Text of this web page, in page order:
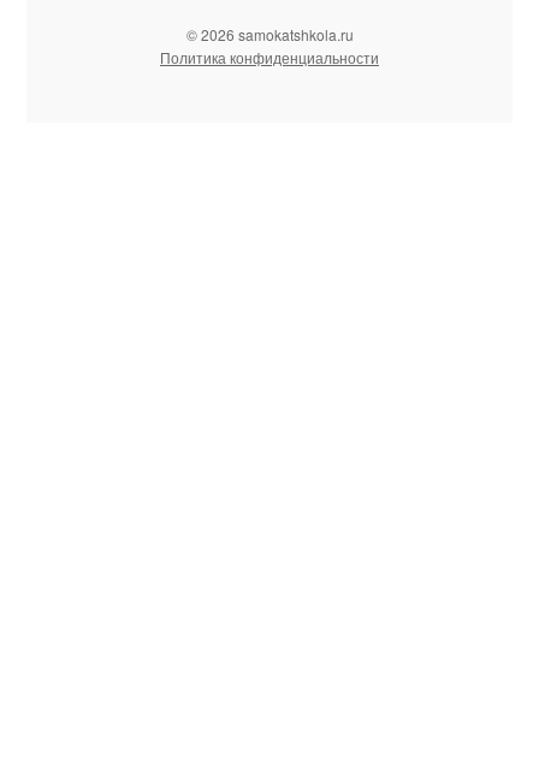
© 2026 samokatshkola.ru
Политика конфиденциальности